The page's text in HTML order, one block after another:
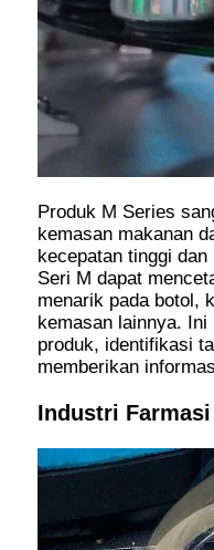
Produk M Series
kemasan makanan
kecepatan tinggi
Seri M dapat
menarik pada botol,
kemasan lainnya. Ini
produk, identifikasi
memberikan
Industri Farmasi